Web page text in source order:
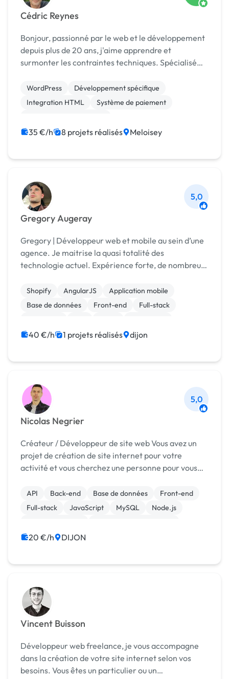
Cédric Reynes
Bonjour, passionné par le web et le développement
depuis plus de 20 ans, j'aime apprendre et
surmonter les contraintes techniques. Spécialisé
d'intégration, je ne suis pas contre de nouveaux
projets. Je...
WordPress
Développement spécifique
Integration HTML
Système de paiement
Migration ou refonte de site
Angular
35 €/h 8 projets réalisés Meloisey
Gregory Augeray
5,0
Gregory | Développeur web et mobile au sein d’une
agence. Je maitrise la quasi totalité des
technologie actuel. Expérience forte, de nombreux
Shopify AngularJS
Application mobile
Base de données
Front-end
Full-stack
40 €/h 1 projets réalisés dijon
Nicolas Negrier
5,0
Créateur / Développeur de site web Vous avez un
projet de création de site internet pour votre
activité et vous cherchez une personne pour vous
êtes au bon endroit 😊 Moi, c’est Nicolas,...
API Back-end Base de données
Front-end
Full-stack
JavaScript MySQL
Node.js
20 €/h DIJON
Vincent Buisson
Développeur web freelance, je vous accompagne
dans la création de votre site internet selon vos
besoins. Vous êtes un particulier ou un